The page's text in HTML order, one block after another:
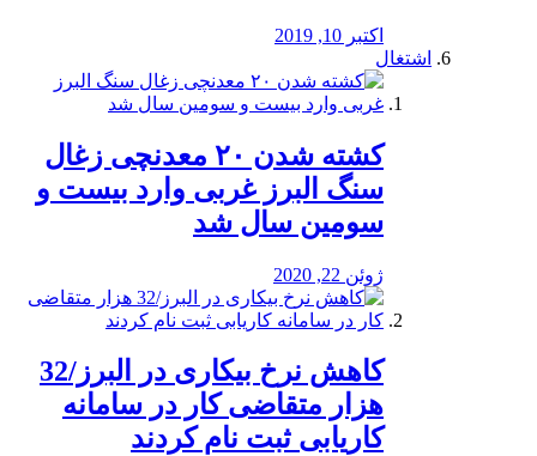
اکتبر 10, 2019
اشتغال
کشته شدن ۲۰ معدنچی زغال
سنگ البرز غربی وارد بیست و
سومین سال شد
ژوئن 22, 2020
کاهش نرخ بیکاری در البرز/32
هزار متقاضی کار در سامانه
کاریابی ثبت نام کردند